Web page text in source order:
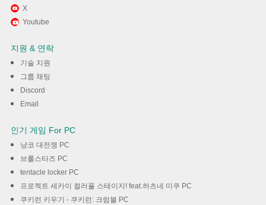
X
Youtube
지원 & 연락
기술 지원
그룹 채팅
Discord
Email
인기 게임 For PC
냥코 대전쟁 PC
브롤스타즈 PC
tentacle locker PC
프로젝트 세카이 컬러풀 스테이지! feat.하츠네 미쿠 PC
쿠키런 키우기 - 쿠키런: 크럼블 PC